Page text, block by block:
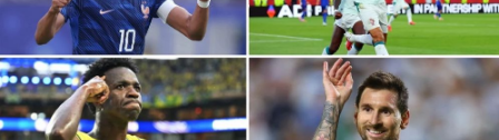
কনভার্টার